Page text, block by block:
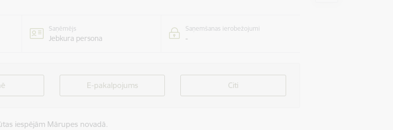
Saņēmējs
Jebkura persona
Saņemšanas ierobežojumi
-
E-pakalpojums Citi
iespējām Mārupes novadā.